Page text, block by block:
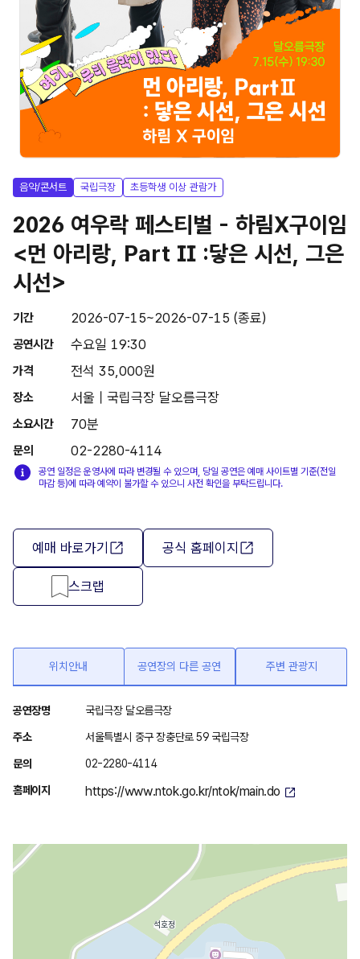
음악/콘서트 국립극장 초등학생 이상 관람가
2026 여우락 페스티벌 - 하림X구이임
<먼 아리랑, Part Ⅱ :닿은 시선, 그은
시선>
기간 2026-07-15~2026-07-15 (종료)
공연시간 수요일 19:30
가격 전석 35,000원
장소 서울 | 국립극장 달오름극장
소요시간 70분
문의 02-2280-4114
공연 일정은 운영사에 따라 변경될 수 있으며, 당일 공연은 예매 사이트별 기준(전일
마감 등)에 따라 예약이 불가할 수 있으니 사전 확인을 부탁드립니다.
예매 바로가기 공식 홈페이지
스크랩
위치안내 공연장의 다른 공연 주변 관광지
위
치
안
공연장명 국립극장 달오름극장
주소 서울특별시 중구 장충단로 59 국립극장
문의 02-2280-4114
홈페이지 https://www.ntok.go.kr/ntok/main.do